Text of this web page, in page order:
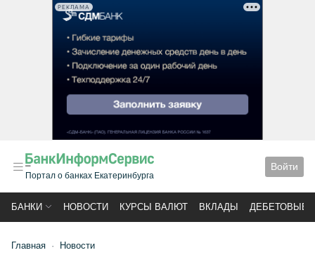
РЕКЛАМА
Портал о банках Екатеринбурга
Войти
БАНКИ НОВОСТИ КУРСЫ ВАЛЮТ ВКЛАДЫ ДЕБЕТОВЫЕ
Главная Новости